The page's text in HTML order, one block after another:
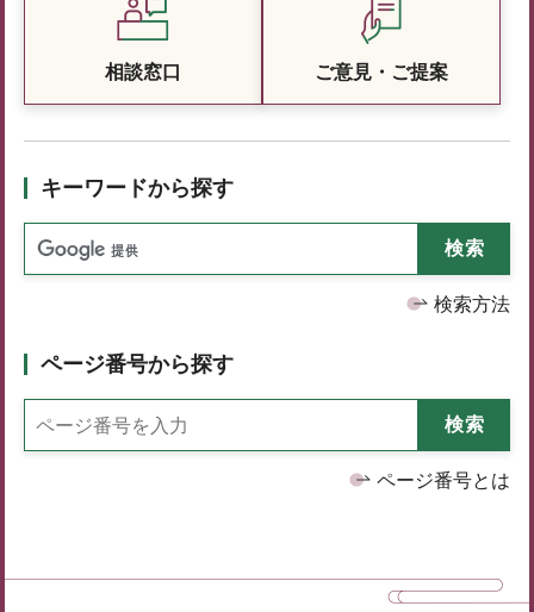
相談窓口 ご意見・ご提案
キーワードから探す
検索方法
ページ番号から探す
ページ番号とは